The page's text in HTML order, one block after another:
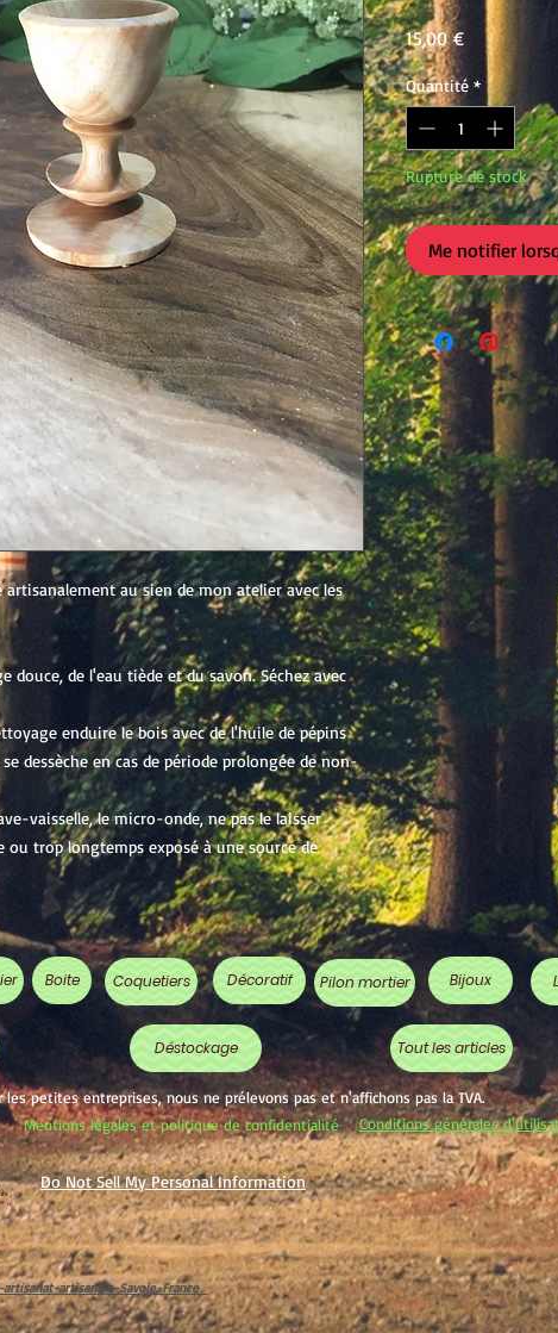
au sien de mon atelier avec les
douce, de l'eau tiède et du savon. Séchez avec
enduire le bois avec de l'huile de pépins
dessèche en cas de période prolongée de non-
vaisselle, le micro-onde, ne pas le laisser
ou trop longtemps exposé à une source de
15,00 €Prix
Quantité *
Rupture de stock
Me notifier
Boite Coquetiers Décoratif Pilon mortier Bijoux
Déstockage Tout les articles
les petites entreprises, nous ne prélevons pas et n'affichons pas la TVA.
Mentions légales et politique de confidentialité Conditions générales
,
,
Do Not Sell My Personal Information
artisanale-Savoie-France